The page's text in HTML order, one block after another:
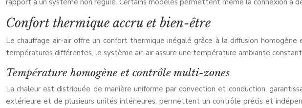
rapport à un système non régulé. Certains modèles permettent même la connexion à
Confort thermique accru et bien-être
Le chauffage air-air offre un confort thermique inégalé grâce à la diffusion
températures différentes, le système air-air assure une température ambiante
Température homogène et contrôle multi-zones
La chaleur est distribuée de manière uniforme par convection et conduction,
extérieure et de plusieurs unités intérieures, permettent un contrôle précis et